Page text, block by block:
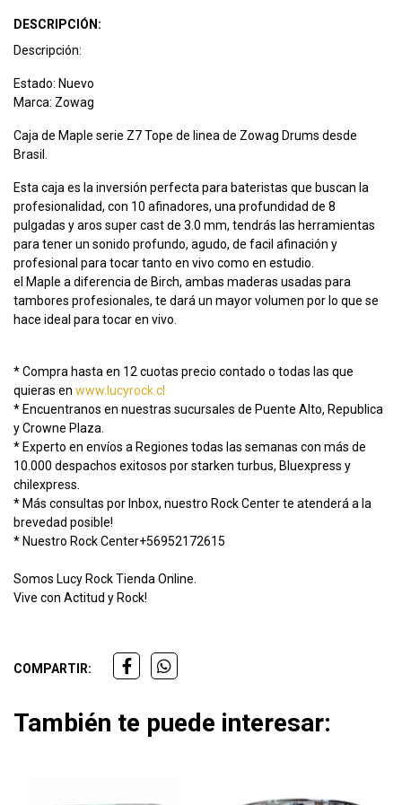
DESCRIPCIÓN:
Descripción:
Estado: Nuevo
Marca: Zowag
Caja de Maple serie Z7 Tope de linea de Zowag Drums desde
Brasil.
Esta caja es la inversión perfecta para bateristas que buscan la
profesionalidad, con 10 afinadores, una profundidad de 8
pulgadas y aros super cast de 3.0 mm, tendrás las herramientas
para tener un sonido profundo, agudo, de facil afinación y
profesional para tocar tanto en vivo como en estudio.
el Maple a diferencia de Birch, ambas maderas usadas para
tambores profesionales, te dará un mayor volumen por lo que se
hace ideal para tocar en vivo.
* Compra hasta en 12 cuotas precio contado o todas las que
quieras en www.lucyrock.cl
* Encuentranos en nuestras sucursales de Puente Alto, Republica
y Crowne Plaza.
* Experto en envíos a Regiones todas las semanas con más de
10.000 despachos exitosos por starken turbus, Bluexpress y
chilexpress.
* Más consultas por Inbox, nuestro Rock Center te atenderá a la
brevedad posible!
* Nuestro Rock Center+56952172615
Somos Lucy Rock Tienda Online.
Vive con Actitud y Rock!
COMPARTIR:
También te puede interesar: